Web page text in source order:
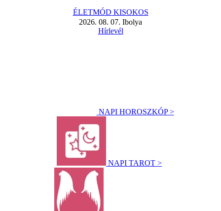
ÉLETMÓD KISOKOS
2026. 08. 07. Ibolya
Hírlevél
NAPI HOROSZKÓP >
NAPI TAROT >